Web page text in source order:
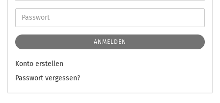
ANMELDEN
Konto erstellen
Passwort vergessen?